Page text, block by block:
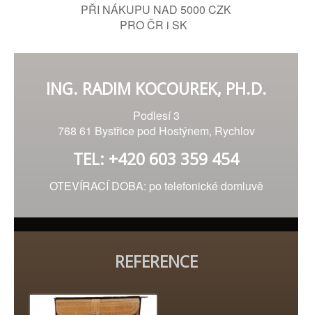
PŘI NÁKUPU NAD 5000 CZK
PRO ČR i SK
ING. RADIM KOCOUREK, PH.D.
Podlesí 3
768 61 Bystřice pod Hostýnem, Rychlov
TEL: +420 603 359 454
OTEVÍRACÍ DOBA: po telefonické domluvě
REFERENCE